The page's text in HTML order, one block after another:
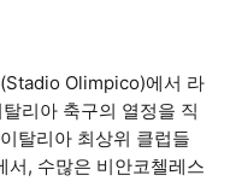
Olimpico)에서 라
리아 축구의 열정을 직
탈리아 최상위 클럽들
서, 수많은 비안코첼레스